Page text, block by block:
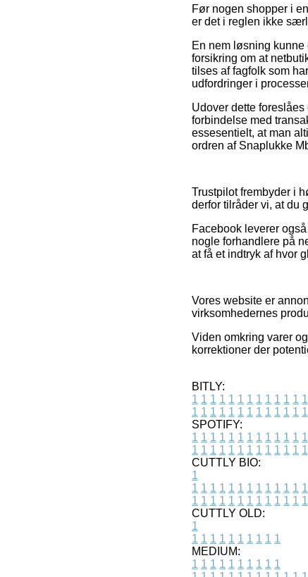
Før nogen shopper i
er det i reglen ikke
En nem løsning
forsikring om at
tilses af fagfolk som
udfordringer i
Udover dette
forbindelse med
essesentielt, at man
ordren af Snaplukke
Trustpilot frembyder i
derfor tilråder vi, at du
Facebook leverer
nogle forhandlere på
at få et indtryk af hvor
Vores website er
virksomhedernes
Viden omkring varer
korrektioner der
BITLY:
1 1 1 1 1 1 1 1 1 1 1 1 1
1 1 1 1 1 1 1 1 1 1 1 1 1
SPOTIFY:
1 1 1 1 1 1 1 1 1 1 1 1 1
1 1 1 1 1 1 1 1 1 1 1 1 1
CUTTLY BIO:
1
1 1 1 1 1 1 1 1 1 1 1 1 1
1 1 1 1 1 1 1 1 1 1 1 1 1
CUTTLY OLD:
1
1 1 1 1 1 1 1 1 1 1
MEDIUM:
1 1 1 1 1 1 1 1 1 1